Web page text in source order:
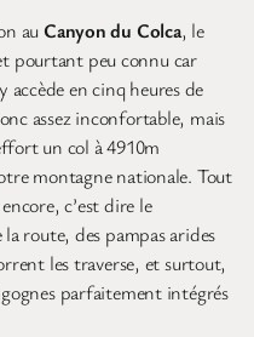
auCanyon du Colca, le
pourtant peu connu car
en cinq heures de
assez inconfortable, mais
un col à 4910m
montagne nationale. Tout
c’est dire le
route, des pampas arides
les traverse, et surtout,
parfaitement intégrés